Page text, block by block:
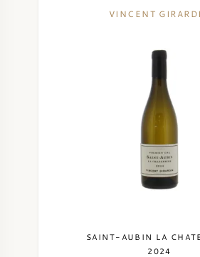
VINCENT
SAINT-AUBIN LA
2024